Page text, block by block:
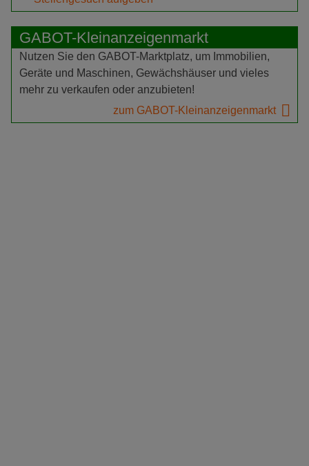
GABOT-Kleinanzeigenmarkt
Nutzen Sie den GABOT-Marktplatz, um Immobilien,
Geräte und Maschinen, Gewächshäuser und vieles
mehr zu verkaufen oder anzubieten!
zum GABOT-Kleinanzeigenmarkt